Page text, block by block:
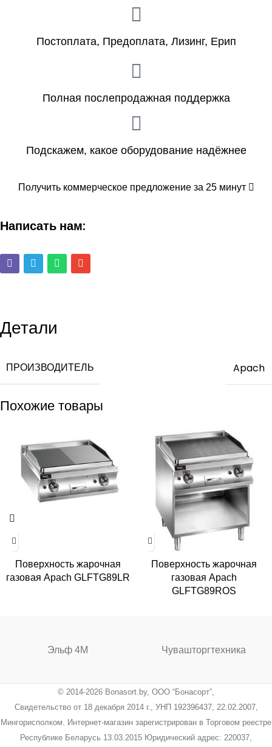
Постоплата, Предоплата, Лизинг, Ерип
Полная послепродажная поддержка
Подскажем, какое оборудование надёжнее
Получить коммерческое предложение за 25 минут
Написать нам:
Детали
ПРОИЗВОДИТЕЛЬ Apach
Похожие товары
Поверхность жарочная
газовая Apach GLFTG89LR
Поверхность жарочная
газовая Apach
GLFTG89ROS
Эльф 4М Чувашторгтехника
© 2014-2026 Bonasort.by, ООО “Бонасорт”,
Свидетельство от 18 декабря 2014 г., УНП 192396437, 22.02.2007,
Мингорисполком. Интернет-магазин зарегистрирован в Торговом реестре
Республике Беларусь 13.03.2015 Юридический адрес: 220037,